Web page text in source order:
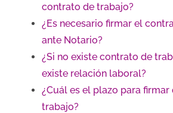
contrato de trabajo?
¿Es necesario firmar el
ante Notario?
¿Si no existe contrato de
existe relación laboral?
¿Cuál es el plazo para
trabajo?